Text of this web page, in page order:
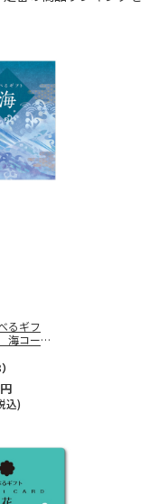
るギフ
海コース
込)